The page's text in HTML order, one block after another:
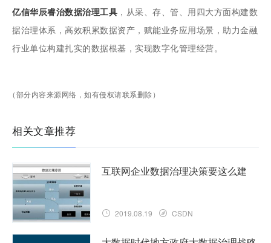
亿信华辰睿治数据治理工具 ，从采、存、管、用四大方面构建数
据治理体系，高效积累数据资产，赋能业务应用场景，助力金融
行业单位构建扎实的数据根基，实现数字化管理经营。
（部分内容来源网络，如有侵权请联系删除）
相关文章推荐
互联网企业数据治理决策要这么建
2019.08.19 CSDN